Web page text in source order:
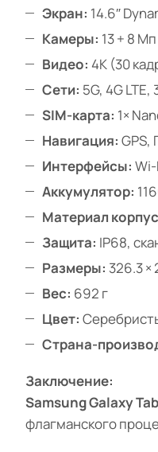
Экран: 14.6″
Камеры: 13 + 8
Видео: 4K (30
Сети: 5G, 4G LTE,
SIM-карта: 1×
Навигация: GPS,
Интерфейсы:
Аккумулятор:
Материал
Защита: IP68,
Размеры: 326.3 ×
Вес: 692 г
Цвет:
Страна-
Заключение:
Samsung Galaxy
флагманского